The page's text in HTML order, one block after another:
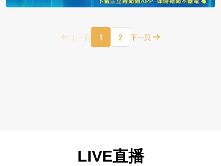
上一頁 1 2 下一頁
LIVE直播